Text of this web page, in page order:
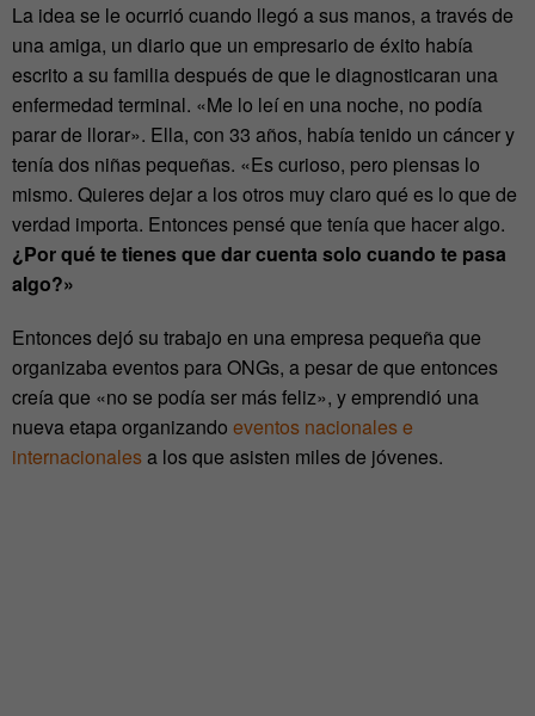
La idea se le ocurrió cuando llegó a sus manos, a través de
una amiga, un diario que un empresario de éxito había
escrito a su familia después de que le diagnosticaran una
enfermedad terminal. «Me lo leí en una noche, no podía
parar de llorar». Ella, con 33 años, había tenido un cáncer y
tenía dos niñas pequeñas. «Es curioso, pero piensas lo
mismo. Quieres dejar a los otros muy claro qué es lo que de
verdad importa. Entonces pensé que tenía que hacer algo.
¿Por qué te tienes que dar cuenta solo cuando te pasa
algo?»
Entonces dejó su trabajo en una empresa pequeña que
organizaba eventos para ONGs, a pesar de que entonces
creía que «no se podía ser más feliz», y emprendió una
nueva etapa organizando eventos nacionales e
internacionalesa los que asisten miles de jóvenes.